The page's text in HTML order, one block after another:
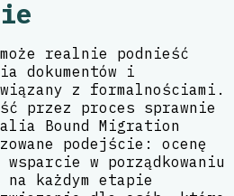
realnie podnieść
dokumentów i
z formalnościami.
przez proces sprawnie
Bound Migration
podejście: ocenę
w porządkowaniu
na każdym etapie